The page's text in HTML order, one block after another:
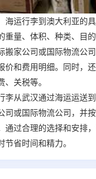
运行李到澳大利亚的具
重量、体积、种类、目
搬家公司或国际物流公
价和费用明细。同时，
关税等。
从武汉通过海运运送到
司或国际物流公司，并
通过合理的选择和安排
省时间和精力。